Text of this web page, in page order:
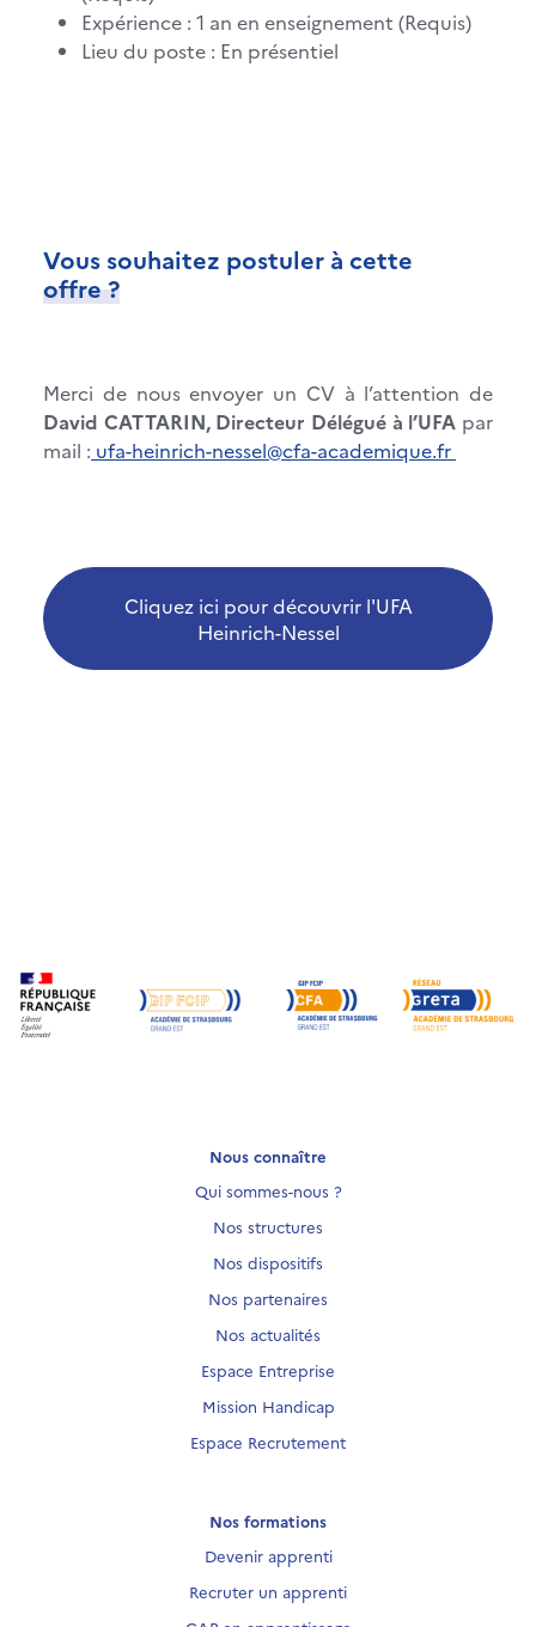
Expérience : 1 an en enseignement (Requis)
Lieu du poste : En présentiel
Vous souhaitez postuler à cette
offre ?
Merci de nous envoyer un CV à l’attention de
David CATTARIN, Directeur Délégué à l’UFA par
mail : ufa-heinrich-nessel@cfa-academique.fr
Cliquez ici pour découvrir l'UFA
Heinrich-Nessel
Nous connaître
Qui sommes-nous ?
Nos structures
Nos dispositifs
Nos partenaires
Nos actualités
Espace Entreprise
Mission Handicap
Espace Recrutement
Nos formations
Devenir apprenti
Recruter un apprenti